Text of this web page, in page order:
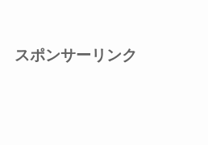
スポンサーリンク